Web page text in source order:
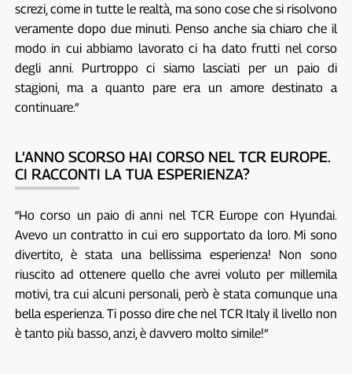
screzi, come in tutte le realtà, ma sono cose che si risolvono
veramente dopo due minuti. Penso anche sia chiaro che il
modo in cui abbiamo lavorato ci ha dato frutti nel corso
degli anni. Purtroppo ci siamo lasciati per un paio di
stagioni, ma a quanto pare era un amore destinato a
continuare.”
L’ANNO SCORSO HAI CORSO NEL TCR EUROPE.
CI RACCONTI LA TUA ESPERIENZA?
“Ho corso un paio di anni nel TCR Europe con Hyundai.
Avevo un contratto in cui ero supportato da loro. Mi sono
divertito, è stata una bellissima esperienza! Non sono
riuscito ad ottenere quello che avrei voluto per millemila
motivi, tra cui alcuni personali, però è stata comunque una
bella esperienza. Ti posso dire che nel TCR Italy il livello non
è tanto più basso, anzi, è davvero molto simile!”